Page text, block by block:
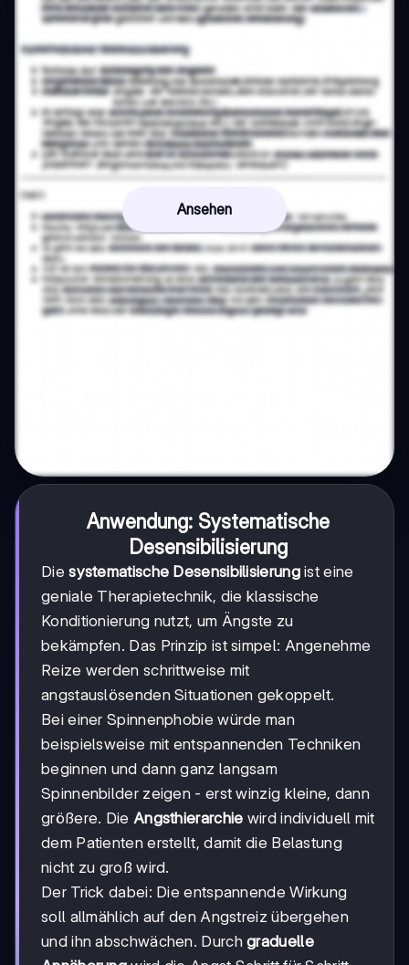
Ansehen
Anwendung: Systematische
Desensibilisierung
Diesystematische Desensibilisierungist eine
geniale Therapietechnik, die klassische
Konditionierung nutzt, um Ängste zu
bekämpfen. Das Prinzip ist simpel: Angenehme
Reize werden schrittweise mit
angstauslösenden Situationen gekoppelt.
Bei einer Spinnenphobie würde man
beispielsweise mit entspannenden Techniken
beginnen und dann ganz langsam
Spinnenbilder zeigen - erst winzig kleine, dann
größere. Die Angsthierarchie wird individuell mit
dem Patienten erstellt, damit die Belastung
nicht zu groß wird.
Der Trick dabei: Die entspannende Wirkung
soll allmählich auf den Angstreiz übergehen
und ihn abschwächen. Durchgraduelle